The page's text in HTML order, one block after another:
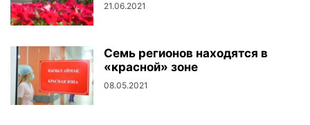
21.06.2021
Семь регионов находятся в
«красной» зоне
08.05.2021